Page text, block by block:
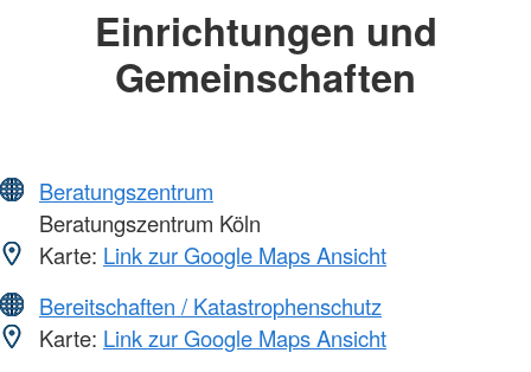
Einrichtungen und
Gemeinschaften
Beratungszentrum
Beratungszentrum Köln
Karte: Link zur Google Maps Ansicht
Bereitschaften / Katastrophenschutz
Karte: Link zur Google Maps Ansicht